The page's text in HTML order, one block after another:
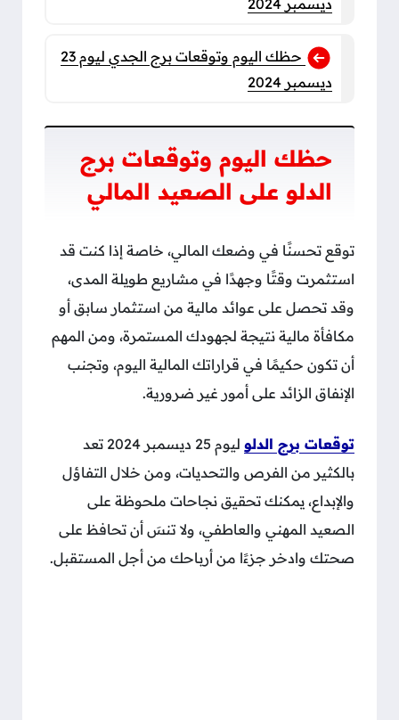
حظك اليوم وتوقعات برج الجدي ليوم 23
ديسمبر 2024
حظك اليوم وتوقعات برج
الدلو على الصعيد المالي
توقع تحسنًا في وضعك المالي، خاصة إذا كنت قد
استثمرت وقتًا وجهدًا في مشاريع طويلة المدى،
وقد تحصل على عوائد مالية من استثمار سابق أو
مكافأة مالية نتيجة لجهودك المستمرة، ومن المهم
أن تكون حكيمًا في قراراتك المالية اليوم، وتجنب
الإنفاق الزائد على أمور غير ضرورية.
توقعات برج الدلو
ليوم 25 ديسمبر 2024 تعد
بالكثير من الفرص والتحديات، ومن خلال التفاؤل
والإبداع، يمكنك تحقيق نجاحات ملحوظة على
الصعيد المهني والعاطفي، ولا تنسَ أن تحافظ على
صحتك وادخر جزءًا من أرباحك من أجل المستقبل.